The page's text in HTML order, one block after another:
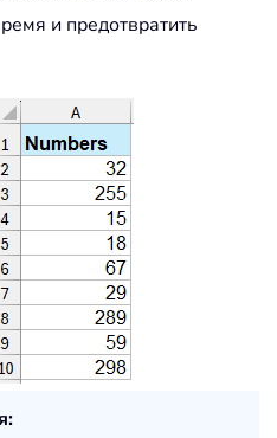
и предотвратить